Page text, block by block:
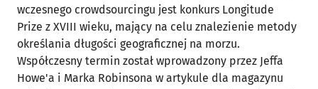
wczesnego crowdsourcingu jest konkurs Longitude
Prize z XVIII wieku, mający na celu znalezienie metody
określania długości geograficznej na morzu.
Współczesny termin został wprowadzony przez Jeffa
Howe'a i Marka Robinsona w artykule dla magazynu